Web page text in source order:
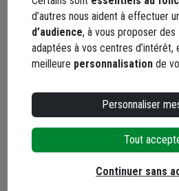
électrique
1400W -
Edia - Livré
avec une
filetage
M14 et 2
supplémentaires
Code :
756191-1
106,58
contribution
Choisir une agence pour
d’autres nous aident à effectuer
d’audience, à vous proposer des
adaptées à vos centres d’intérêt,
meilleure personnalisation de
Personnaliser
Tout
Continuer sans